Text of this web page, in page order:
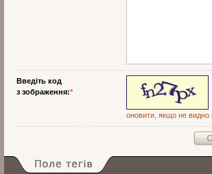
Введіть код
з зображення:*
оновити, якщо не видно